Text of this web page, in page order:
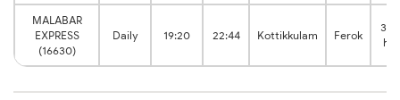
MALABAR
EXPRESS
(16630)
Daily 19:20 22:44 Kottikkulam Ferok
hrs